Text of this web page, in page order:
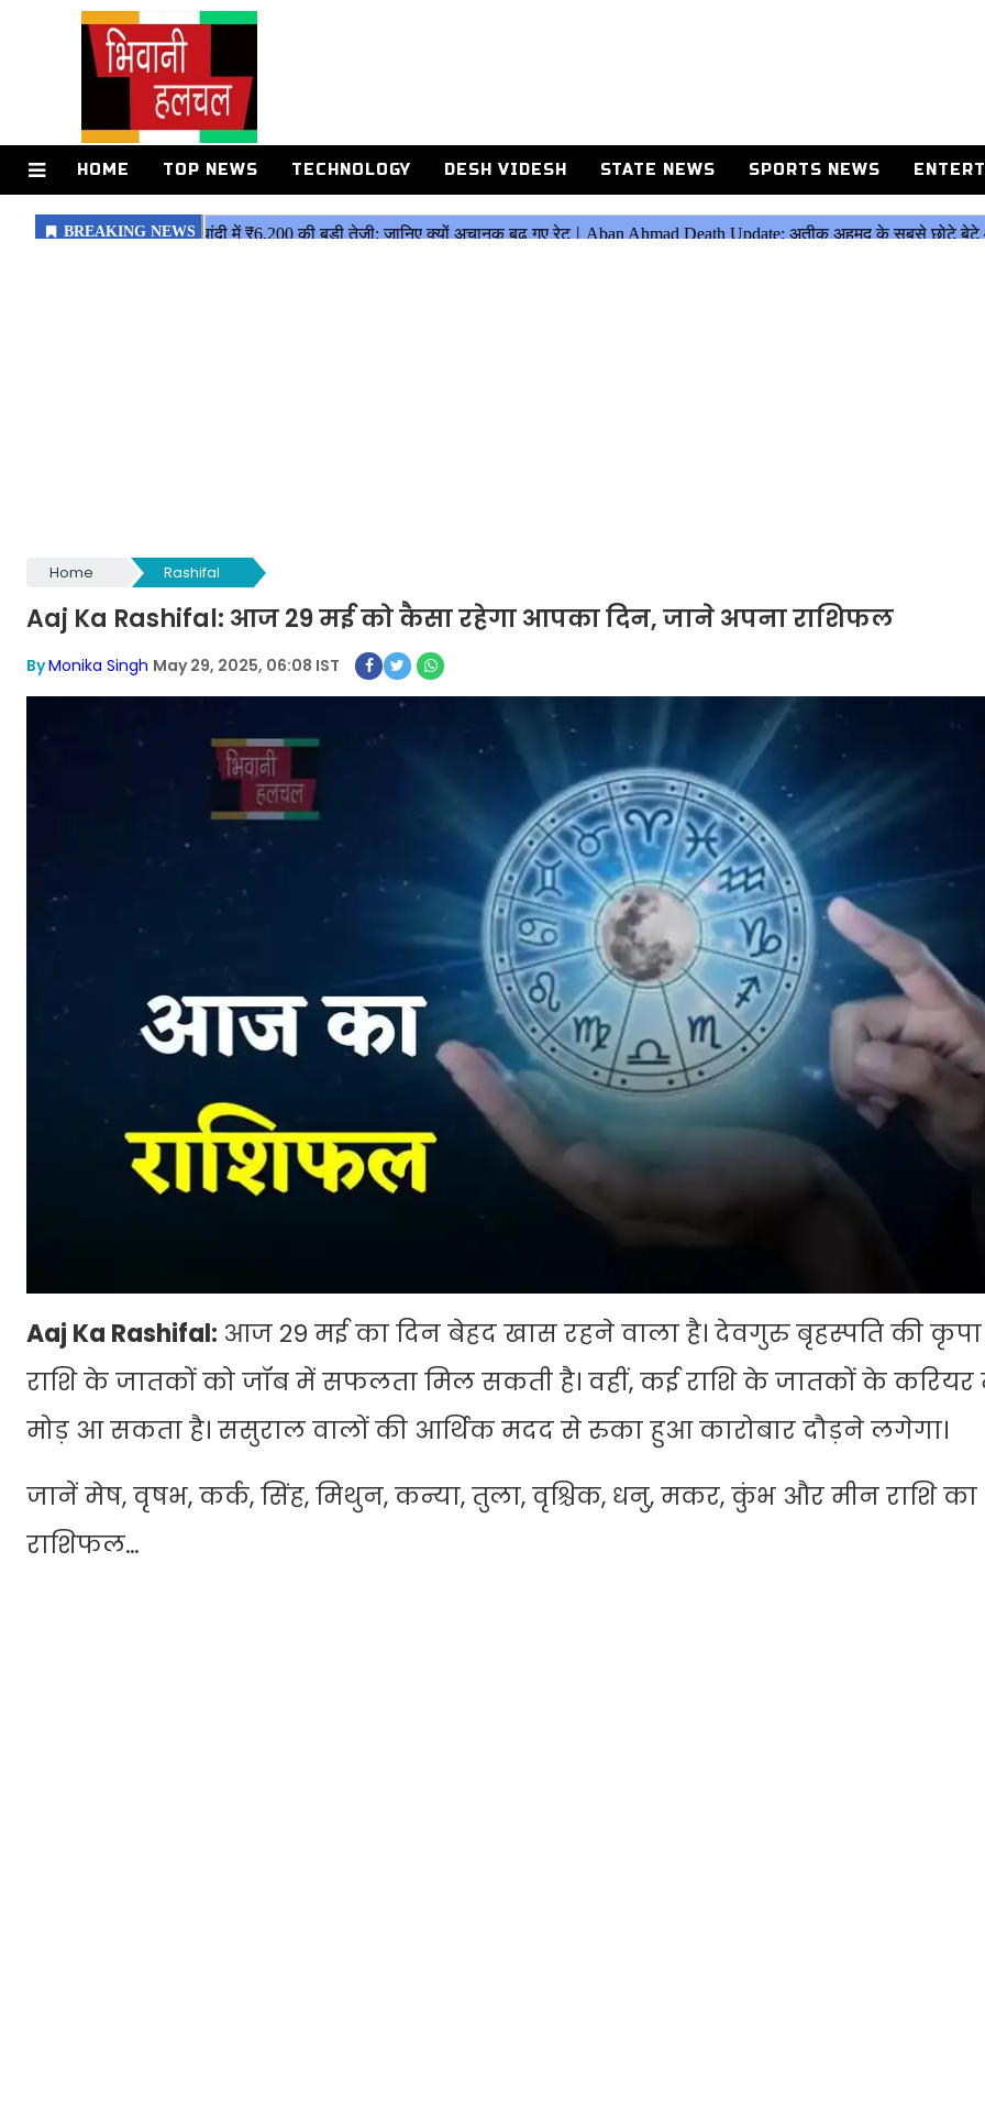
HOME TOP NEWS TECHNOLOGY DESH VIDESH STATE NEWS SPORTS NEWS
Home Rashifal
Aaj Ka Rashifal: आज 29 मई को कैसा रहेगा आपका दिन, जाने अपना राशिफल
ByMonika Singh May 29, 2025, 06:08 IST
Aaj Ka Rashifal: आज 29 मई का दिन बेहद खास रहने वाला है। देवगुरु बृहस्पति की
राशि के जातकों को जॉब में सफलता मिल सकती है। वहीं, कई राशि के जातकों के करियर
मोड़ आ सकता है। ससुराल वालों की आर्थिक मदद से रुका हुआ कारोबार दौड़ने लगेगा।
जानें मेष, वृषभ, कर्क, सिंह, मिथुन, कन्या, तुला, वृश्चिक, धनु, मकर, कुंभ और मीन राशि
राशिफल…